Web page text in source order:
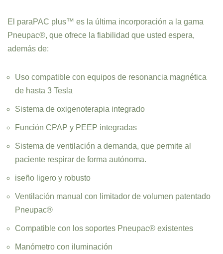
El paraPAC plus™ es la última incorporación a la gama
Pneupac®, que ofrece la fiabilidad que usted espera,
además de:
Uso compatible con equipos de resonancia magnética
de hasta 3 Tesla
Sistema de oxigenoterapia integrado
Función CPAP y PEEP integradas
Sistema de ventilación a demanda, que permite al
paciente respirar de forma autónoma.
iseño ligero y robusto
Ventilación manual con limitador de volumen patentado
Pneupac®
Compatible con los soportes Pneupac® existentes
Manómetro con iluminación